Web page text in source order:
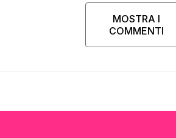
MOSTRA I
COMMENTI